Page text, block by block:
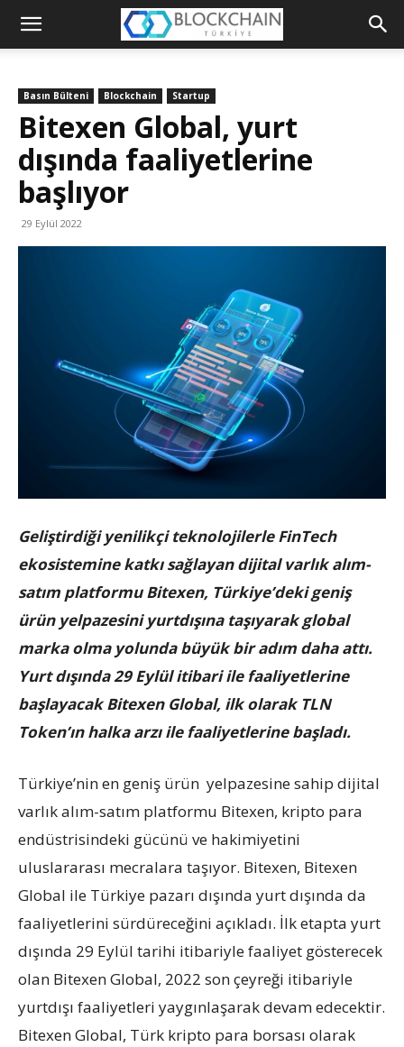
Blockchain
Platformu
Basın Bülteni Blockchain Startup
Bitexen Global, yurt
dışında faaliyetlerine
başlıyor
29 Eylül 2022
Geliştirdiği yenilikçi teknolojilerle FinTech
ekosistemine katkı sağlayan dijital varlık alım-
satım platformu Bitexen, Türkiye’deki geniş
ürün yelpazesini yurtdışına taşıyarak global
marka olma yolunda büyük bir adım daha attı.
Yurt dışında 29 Eylül itibari ile faaliyetlerine
başlayacak Bitexen Global, ilk olarak TLN
Token’ın halka arzı ile faaliyetlerine başladı.
Türkiye’nin en geniş ürün yelpazesine sahip dijital
varlık alım-satım platformu Bitexen, kripto para
endüstrisindeki gücünü ve hakimiyetini
uluslararası mecralara taşıyor. Bitexen, Bitexen
Global ile Türkiye pazarı dışında yurt dışında da
faaliyetlerini sürdüreceğini açıkladı. İlk etapta yurt
dışında 29 Eylül tarihi itibariyle faaliyet gösterecek
olan Bitexen Global, 2022 son çeyreği itibariyle
yurtdışı faaliyetleri yaygınlaşarak devam edecektir.
Bitexen Global, Türk kripto para borsası olarak